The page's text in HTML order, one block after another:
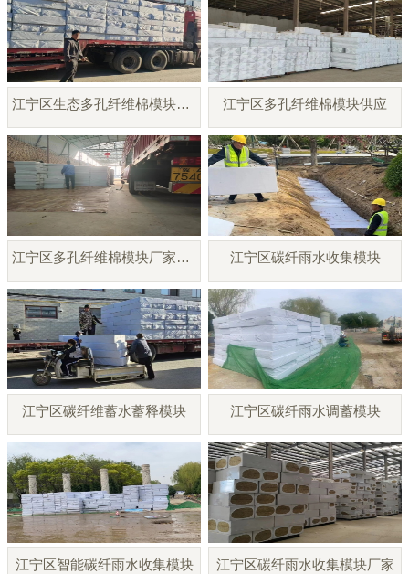
江宁区生态多孔纤维棉模块厂家 江宁区多孔纤维棉模块供应
江宁区多孔纤维棉模块厂家直销 江宁区碳纤雨水收集模块
江宁区碳纤维蓄水蓄释模块 江宁区碳纤雨水调蓄模块
江宁区智能碳纤雨水收集模块 江宁区碳纤雨水收集模块厂家